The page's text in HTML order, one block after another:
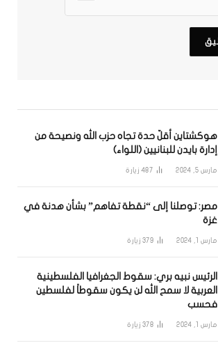
هوكشتاين أقلّ حدة تجاه حزب الله ونصيحة من
إدارة بايدن للبنانيين (اللواء)
مارس 5, 2024 487 زيارة
مصر: توصلنا إلى “نقطة تفاهم” بشأن هدنة في
غزة
مارس 1, 2024 379 زيارة
الرئيس نبيه بري: سقوط الجغرافيا الفلسطينية
العربية لا سمح الله لن يكون سقوطاً لفلسطين
فحسب
مارس 1, 2024 378 زيارة